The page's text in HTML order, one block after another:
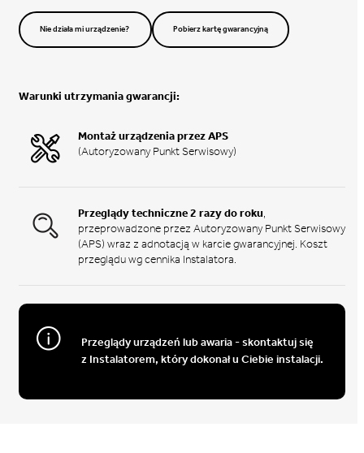
Nie działa mi urządzenie? Pobierz kartę gwarancyjną
Warunki utrzymania gwarancji:
Montaż urządzenia przez APS
(Autoryzowany Punkt Serwisowy)
Przeglądy techniczne 2 razy do roku,
przeprowadzone przez Autoryzowany Punkt Serwisowy
(APS) wraz z adnotacją w karcie gwarancyjnej. Koszt
przeglądu wg cennika Instalatora.
Przeglądy urządzeń lub awaria - skontaktuj się
z Instalatorem, który dokonał u Ciebie instalacji.